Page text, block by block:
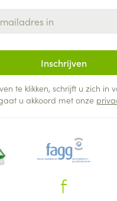
Inschrijven
te klikken, schrijft u zich in
u akkoord met onze